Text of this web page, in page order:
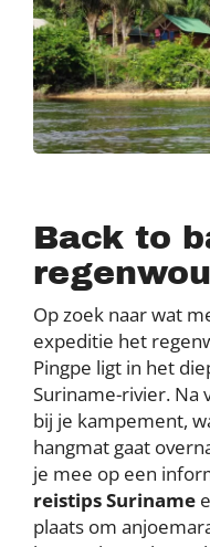
Back to
Op zoek naar wat
expeditie het
Pingpe ligt in het
Suriname-rivier. Na
bij je kampement,
hangmat gaat
je mee op een
reistips Suriname
plaats om